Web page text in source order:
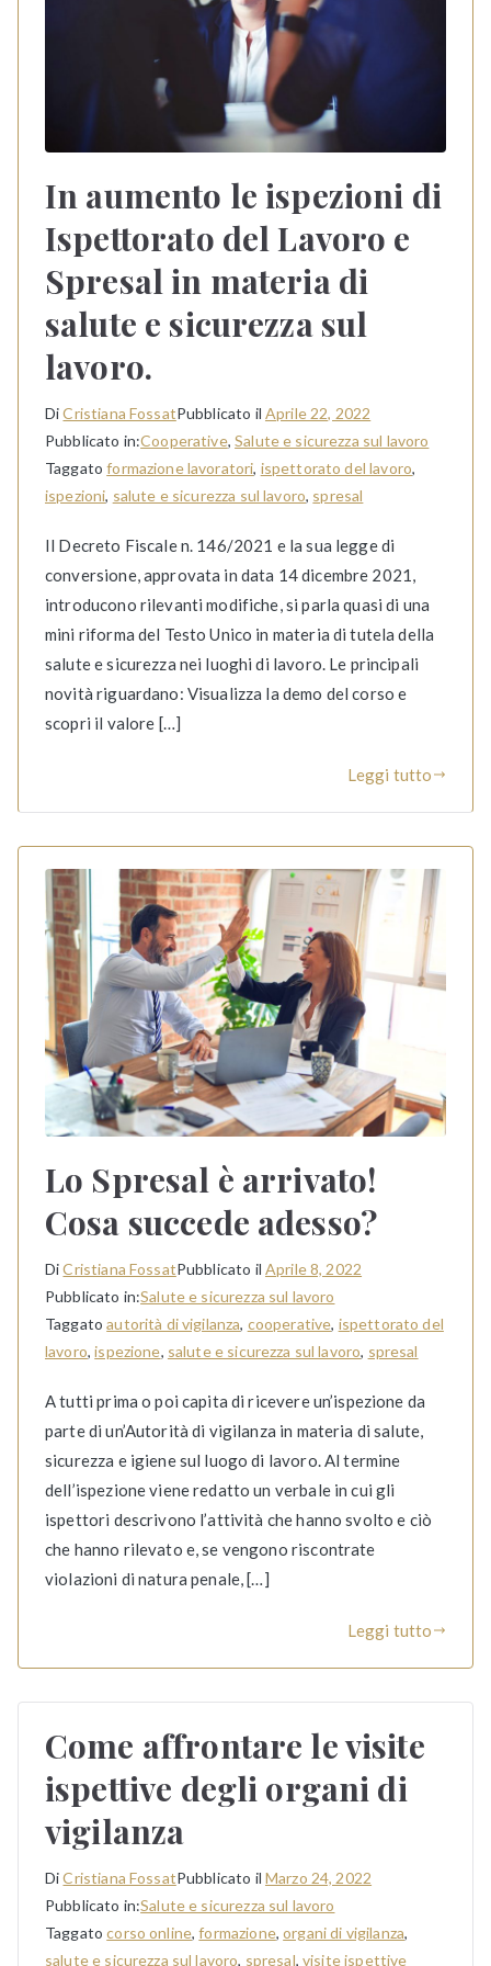
In aumento le ispezioni di
Ispettorato del Lavoro e
Spresal in materia di
salute e sicurezza sul
lavoro.
DiCristiana FossatPubblicato il Aprile 22, 2022
Pubblicato in:Cooperative,Salute e sicurezza sul lavoro
Taggatoformazione lavoratori, ispettorato del lavoro,
ispezioni, salute e sicurezza sul lavoro, spresal
Il Decreto Fiscale n. 146/2021 e la sua legge di
conversione, approvata in data 14 dicembre 2021,
introducono rilevanti modifiche, si parla quasi di una
mini riforma del Testo Unico in materia di tutela della
salute e sicurezza nei luoghi di lavoro. Le principali
novità riguardano: Visualizza la demo del corso e
scopri il valore […]
Leggi tutto
Lo Spresal è arrivato!
Cosa succede adesso?
DiCristiana FossatPubblicato il Aprile 8, 2022
Pubblicato in:Salute e sicurezza sul lavoro
Taggatoautorità di vigilanza, cooperative, ispettorato del
lavoro,ispezione, salute e sicurezza sul lavoro, spresal
A tutti prima o poi capita di ricevere un’ispezione da
parte di un’Autorità di vigilanza in materia di salute,
sicurezza e igiene sul luogo di lavoro. Al termine
dell’ispezione viene redatto un verbale in cui gli
ispettori descrivono l’attività che hanno svolto e ciò
che hanno rilevato e, se vengono riscontrate
violazioni di natura penale, […]
Leggi tutto
Come affrontare le visite
ispettive degli organi di
vigilanza
DiCristiana FossatPubblicato il Marzo 24, 2022
Pubblicato in:Salute e sicurezza sul lavoro
Taggatocorso online,formazione,organi di vigilanza,
salute e sicurezza sul lavoro, spresal,visite ispettive